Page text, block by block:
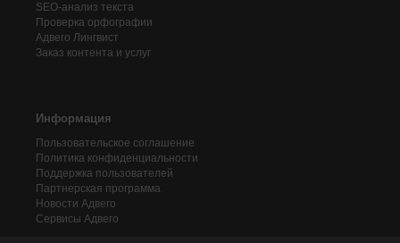
SEO-анализ текста
Проверка орфографии
Адвего Лингвист
Заказ контента и услуг
Информация
Пользовательское соглашение
Политика конфиденциальности
Поддержка пользователей
Партнерская программа
Новости Адвего
Сервисы Адвего